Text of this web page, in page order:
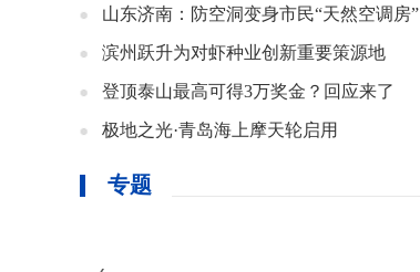
山东济南：防空洞变身市民“天然空调房”
滨州跃升为对虾种业创新重要策源地
登顶泰山最高可得3万奖金？回应来了
极地之光·青岛海上摩天轮启用
专题